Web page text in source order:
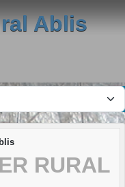
Ablis
RURAL